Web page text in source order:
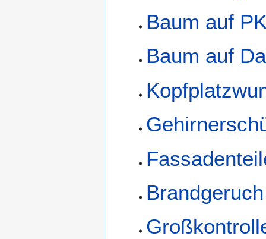
Baum auf
Baum auf
Brandgeruch